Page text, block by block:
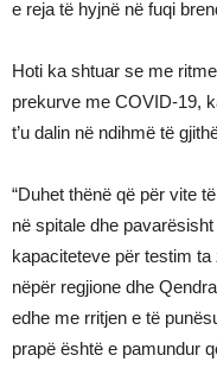
e reja të hyjnë në fuqi
Hoti ka shtuar se me
prekurve me COVID-19,
t’u dalin në ndihmë të
“Duhet thënë që për vite
në spitale dhe
kapaciteteve për testim
nëpër regjione dhe
edhe me rritjen e të
prapë është e pamundur